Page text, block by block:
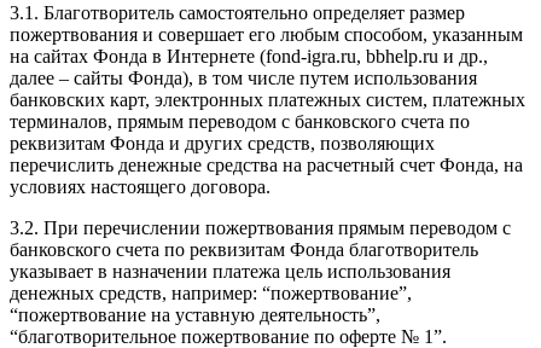
3.1. Благотворитель самостоятельно определяет размер
пожертвования и совершает его любым способом, указанным
на сайтах Фонда в Интернете (fond-igra.ru, bbhelp.ru и др.,
далее – сайты Фонда), в том числе путем использования
банковских карт, электронных платежных систем, платежных
терминалов, прямым переводом с банковского счета по
реквизитам Фонда и других средств, позволяющих
перечислить денежные средства на расчетный счет Фонда, на
условиях настоящего договора.
3.2. При перечислении пожертвования прямым переводом с
банковского счета по реквизитам Фонда благотворитель
указывает в назначении платежа цель использования
денежных средств, например: “пожертвование”,
“пожертвование на уставную деятельность”,
“благотворительное пожертвование по оферте № 1”.